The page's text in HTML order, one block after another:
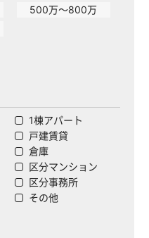
500万～800万
1棟アパート
戸建賃貸
倉庫
区分マンション
区分事務所
その他